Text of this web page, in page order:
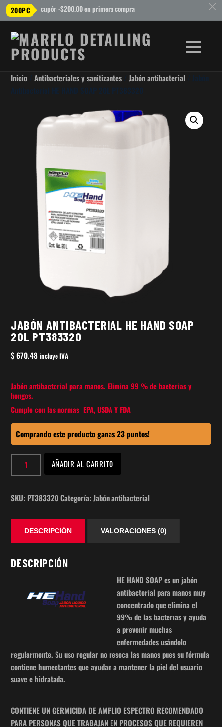
200PC cupón -$200.00 en primera compra c
Inicio /Antibacteriales y sanitizantes /Jabón antibacterial
JABÓN ANTIBACTERIAL HE HAND SOAP
20L PT383320
$670.48 incluye IVA
Jabón antibacterial para manos. Elimina 99 % de bacterias y
hongos.
Cumple con las normas EPA, USDA Y FDA
Comprando este producto ganas 23 puntos!
Jabón
Antibacterial
HAND
20L
PT383320
cantidad
AÑADIR AL CARRITO
SKU: PT383320 Categoría:Jabón antibacterial
DESCRIPCIÓN VALORACIONES (0)
DESCRIPCIÓN
HE HAND SOAP es un jabón
antibacterial para manos muy
concentrado que elimina el
99% de las bacterias y ayuda
a prevenir muchas
enfermedades usándolo
regularmente. Su uso regular no reseca las manos pues su fórmula
contiene humectantes que ayudan a mantener la piel del usuario
suave e hidratada.
CONTIENE UN GERMICIDA DE AMPLIO ESPECTRO RECOMENDADO
PARA PERSONAS QUE TRABAJAN EN PROCESOS QUE REQUIEREN